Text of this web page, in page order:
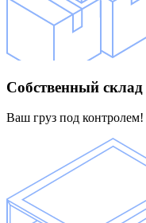
Собственный склад
Ваш груз под контролем!